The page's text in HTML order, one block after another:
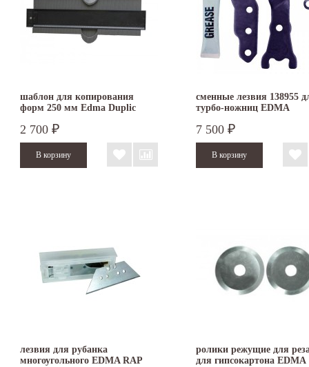
шаблон для копирования
форм 250 мм Edma Duplic
2 700 ₽
сменные лезвия 138955
турбо-ножниц EDMA
7 500 ₽
лезвия для рубанка
многоугольного EDMA RAP
ролики режущие для
для гипсокартона EDMA